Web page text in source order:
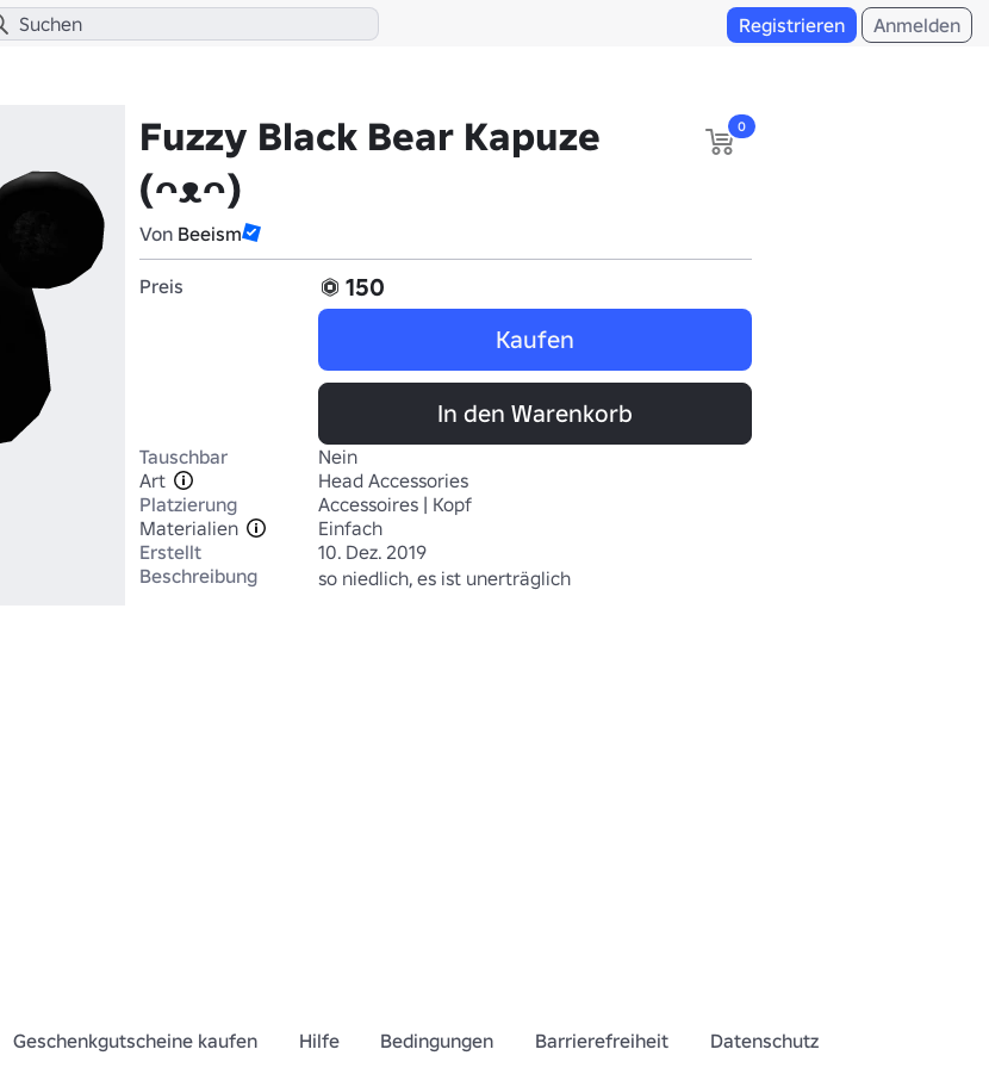
Registrieren Anmelden
Fuzzy Black Bear Kapuze
(ᴖᴥᴖ)
Von Beeism
0
Preis
150
Kaufen
In den Warenkorb
Tauschbar
Nein
Art
Head Accessories
Platzierung
Accessoires | Kopf
Materialien
Einfach
Erstellt
10. Dez. 2019
Beschreibung
so niedlich, es ist unerträglich
Geschenkgutscheine kaufen Hilfe Bedingungen Barrierefreiheit Datenschutz